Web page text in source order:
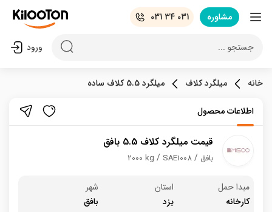
مشاوره 031 34 031
جستجو ... ورود
خانه میلگرد کلاف میلگرد 5.5 کلاف ساده
اطلاعات محصول
قیمت میلگرد کلاف 5.5 بافق
2000 kg SAE1008 بافق
مبدا حمل
کارخانه
استان
یزد
شهر
بافق